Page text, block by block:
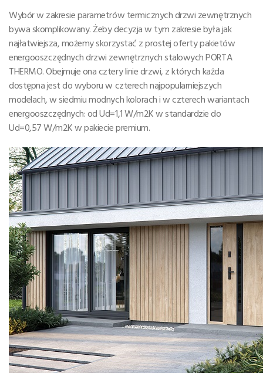
Wybór w zakresie parametrów termicznych drzwi zewnętrznych
bywa skomplikowany. Żeby decyzja w tym zakresie była jak
najłatwiejsza, możemy skorzystać z prostej oferty pakietów
energooszczędnych drzwi zewnętrznych stalowych PORTA
THERMO. Obejmuje ona cztery linie drzwi, z których każda
dostępna jest do wyboru w czterech najpopularniejszych
modelach, w siedmiu modnych kolorach i w czterech wariantach
energooszczędnych: od Ud=1,1 W/m2K w standardzie do
Ud=0,57 W/m2K w pakiecie premium.